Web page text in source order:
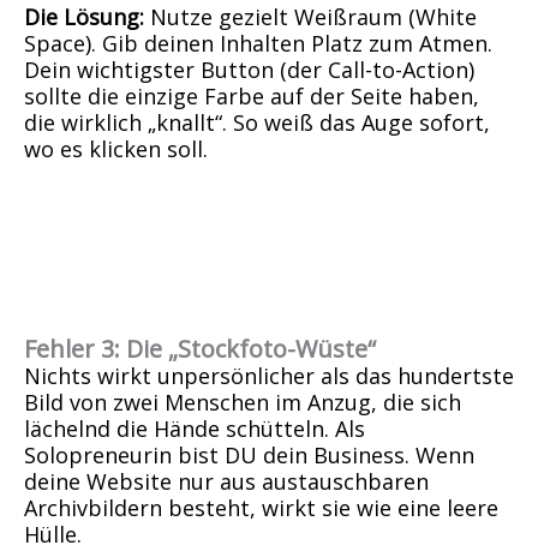
Die Lösung: Nutze gezielt Weißraum (White
Space). Gib deinen Inhalten Platz zum Atmen.
Dein wichtigster Button (der Call-to-Action)
sollte die einzige Farbe auf der Seite haben,
die wirklich „knallt“. So weiß das Auge sofort,
wo es klicken soll.
Fehler 3: Die „Stockfoto-Wüste“
Nichts wirkt unpersönlicher als das hundertste
Bild von zwei Menschen im Anzug, die sich
lächelnd die Hände schütteln. Als
Solopreneurin bist DU dein Business. Wenn
deine Website nur aus austauschbaren
Archivbildern besteht, wirkt sie wie eine leere
Hülle.